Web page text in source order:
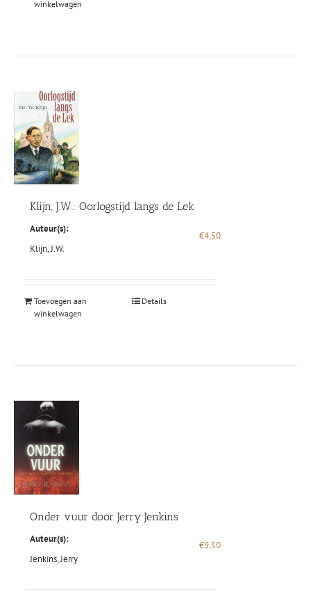
winkelwagen
Klijn, J.W.: Oorlogstijd langs de Lek
Auteur(s):
Klijn, J.W.
€4,50
Toevoegen aan
winkelwagen
Details
Onder vuur door Jerry Jenkins
Auteur(s):
Jenkins, Jerry
€9,50